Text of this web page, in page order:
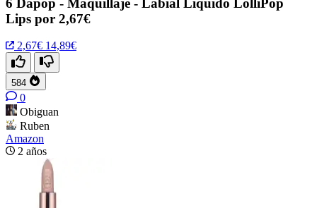
6 Dapop - Maquillaje - Labial Liquido LolliPop
Lips por 2,67€
2,67€ 14,89€
584
0
Obiguan
Ruben
Amazon
2 años